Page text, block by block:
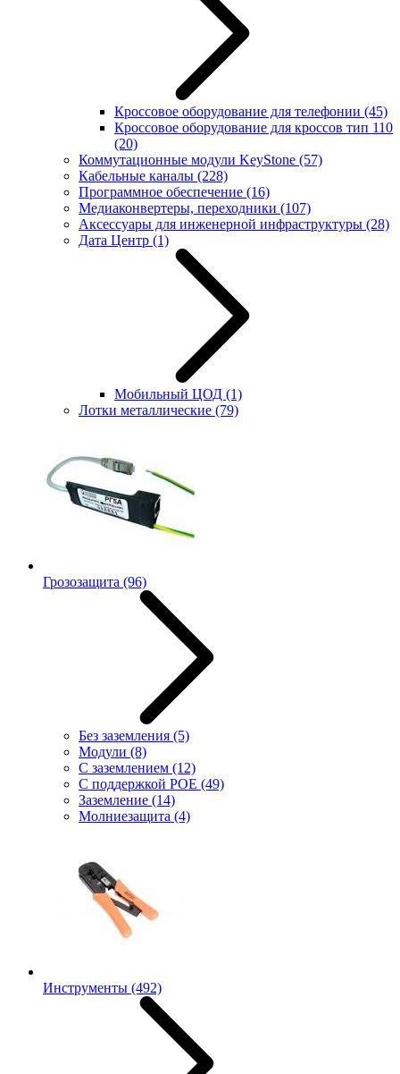
Кроссовое оборудование для телефонии (45)
Кроссовое оборудование для кроссов тип 110
(20)
Коммутационные модули KeyStone (57)
Кабельные каналы (228)
Программное обеспечение (16)
Медиаконвертеры, переходники (107)
Аксессуары для инженерной инфраструктуры (28)
Дата Центр (1)
Мобильный ЦОД (1)
Лотки металлические (79)
Грозозащита (96)
Без заземления (5)
Модули (8)
С заземлением (12)
С поддержкой POE (49)
Заземление (14)
Молниезащита (4)
Инструменты (492)